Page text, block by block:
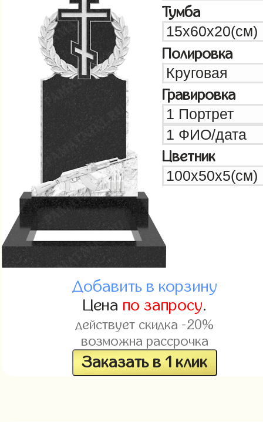
Тумба
Полировка
Гравировка
Цветник
Добавить в корзину
Цена по запросу.
действует скидка -20%
возможна рассрочка
Заказать в 1 клик